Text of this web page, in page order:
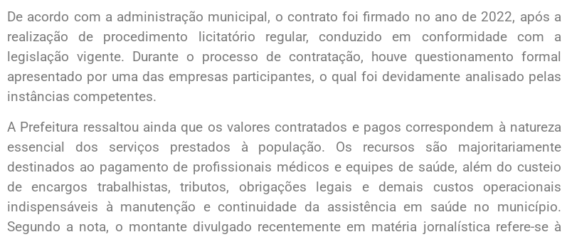
De acordo com a administração municipal, o contrato foi firmado no ano de 2022, após a
realização de procedimento licitatório regular, conduzido em conformidade com a
legislação vigente. Durante o processo de contratação, houve questionamento formal
apresentado por uma das empresas participantes, o qual foi devidamente analisado pelas
instâncias competentes.
A Prefeitura ressaltou ainda que os valores contratados e pagos correspondem à natureza
essencial dos serviços prestados à população. Os recursos são majoritariamente
destinados ao pagamento de profissionais médicos e equipes de saúde, além do custeio
de encargos trabalhistas, tributos, obrigações legais e demais custos operacionais
indispensáveis à manutenção e continuidade da assistência em saúde no município.
Segundo a nota, o montante divulgado recentemente em matéria jornalística refere-se à